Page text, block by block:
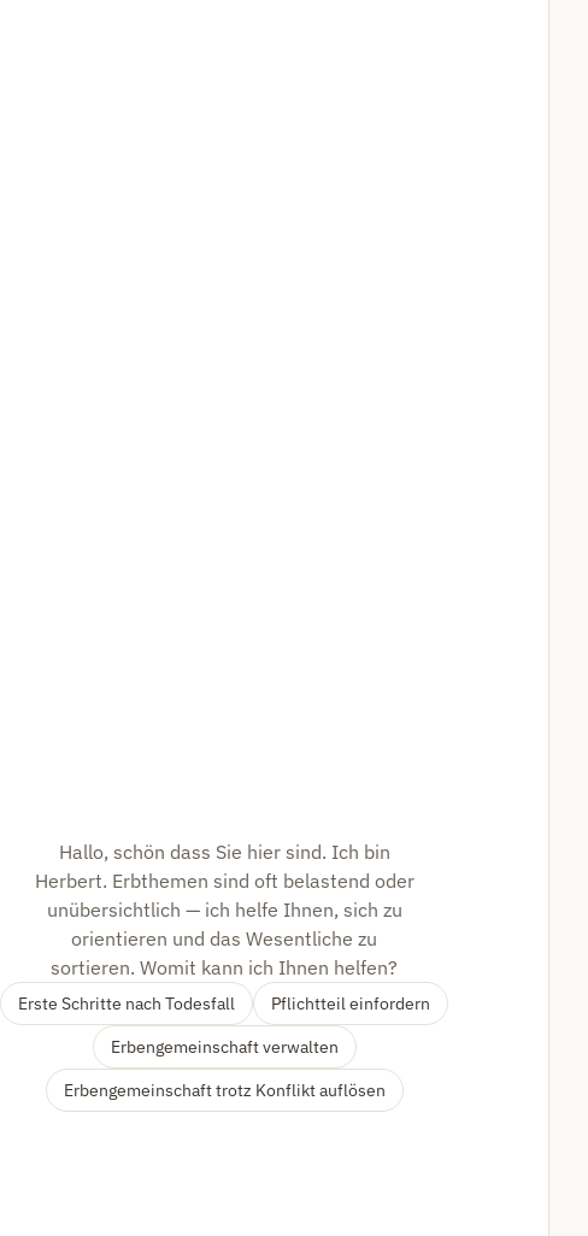
Hallo, schön dass Sie hier sind. Ich bin
Herbert. Erbthemen sind oft belastend oder
unübersichtlich — ich helfe Ihnen, sich zu
orientieren und das Wesentliche zu
sortieren. Womit kann ich Ihnen helfen?
Erste Schritte nach Todesfall
Pflichtteil einfordern
Erbengemeinschaft verwalten
Erbengemeinschaft trotz Konflikt auflösen